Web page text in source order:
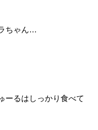
ちゃん…
ーるはしっかり食べて